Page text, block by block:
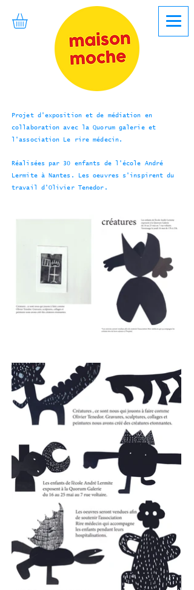
Projet d'exposition et de médiation en
collaboration avec la Quorum galerie et
l'association Le rire médecin.
Réalisées par 30 enfants de l'école André
Lermite à Nantes. Les oeuvres s'inspirent du
travail d'Olivier Tenedor.